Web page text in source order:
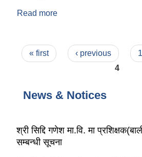
Read more
Pages
« first ‹ previous 1
4
News & Notices
श्री सिद्दि गणेश मा.वि. मा
सम्बन्धी सूचना